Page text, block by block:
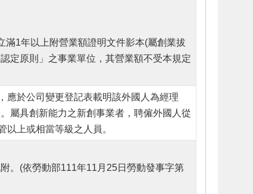
滿1年以上附營業額證明文件影本(屬創業拔
定原則」之事業單位，其營業額不受本規定
應於公司變更登記表載明該外國人為經理
屬具創新能力之新創事業者，聘僱外國人從
以上或相當等級之人員。
。(依勞動部111年11月25日勞動發事字第